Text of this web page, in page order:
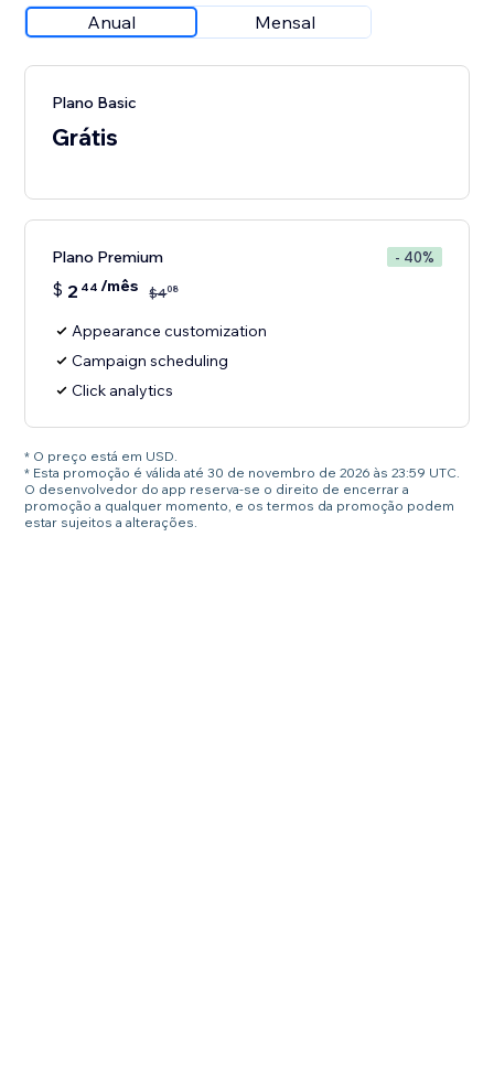
Anual Mensal
Plano Basic
Grátis
Plano Premium - 40%
$ 2 44 /mês $408
Appearance customization
Campaign scheduling
Click analytics
* O preço está em USD.
* Esta promoção é válida até 30 de novembro de 2026 às 23:59 UTC.
O desenvolvedor do app reserva-se o direito de encerrar a
promoção a qualquer momento, e os termos da promoção podem
estar sujeitos a alterações.